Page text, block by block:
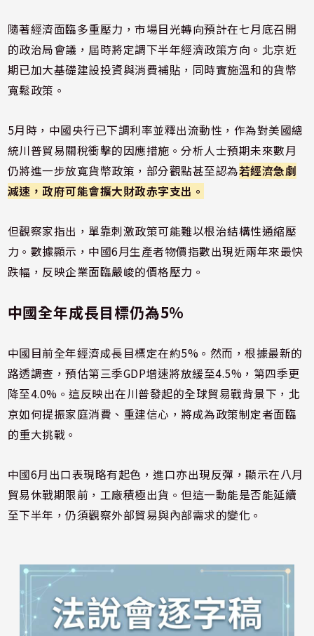
隨著經濟面臨多重壓力，市場目光轉向預計在七月底召開
的政治局會議，屆時將定調下半年經濟政策方向。北京近
期已加大基礎建設投資與消費補貼，同時實施溫和的貨幣
寬鬆政策。
5月時，中國央行已下調利率並釋出流動性，作為對美國總
統川普貿易關稅衝擊的因應措施。分析人士預期未來數月
仍將進一步放寬貨幣政策，部分觀點甚至認為若經濟急劇
減速，政府可能會擴大財政赤字支出。
但觀察家指出，單靠刺激政策可能難以根治結構性通縮壓
力。數據顯示，中國6月生產者物價指數出現近兩年來最快
跌幅，反映企業面臨嚴峻的價格壓力。
中國全年成長目標仍為5%
中國目前全年經濟成長目標定在約5%。然而，根據最新的
路透調查，預估第三季GDP增速將放緩至4.5%，第四季更
降至4.0%。這反映出在川普發起的全球貿易戰背景下，北
京如何提振家庭消費、重建信心，將成為政策制定者面臨
的重大挑戰。
中國6月出口表現略有起色，進口亦出現反彈，顯示在八月
貿易休戰期限前，工廠積極出貨。但這一動能是否能延續
至下半年，仍須觀察外部貿易與內部需求的變化。